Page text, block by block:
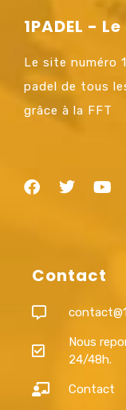
1PADEL -
Le site numéro
padel de tous
grâce à la FFT
Contact
Nous
24/48h.
Contact